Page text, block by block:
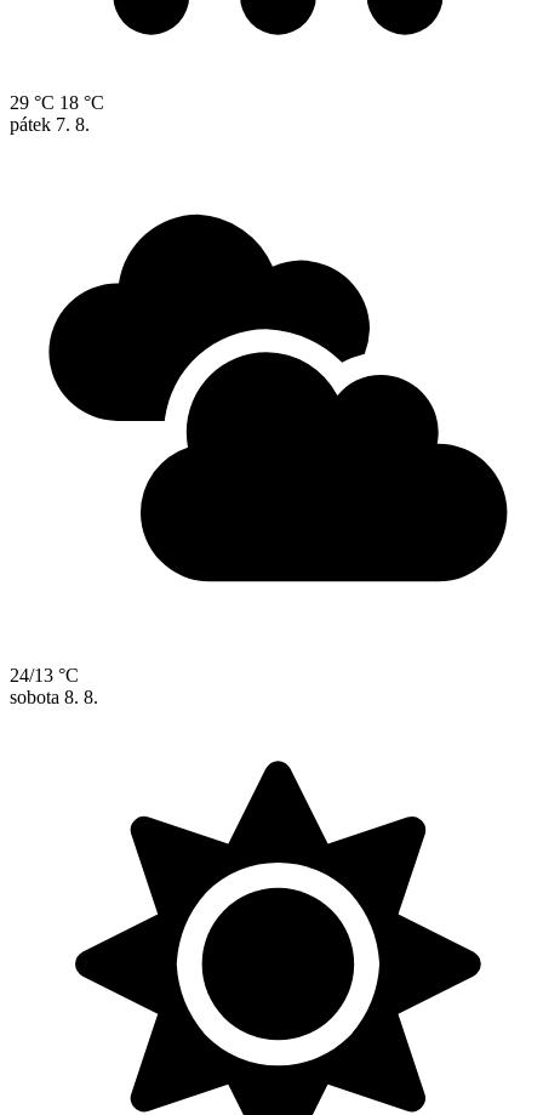
29 °C 18 °C
pátek 7. 8.
24/13 °C
sobota 8. 8.